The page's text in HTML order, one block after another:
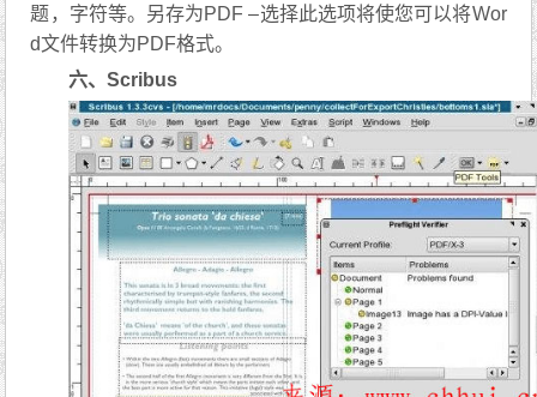
题，字符等。另存为PDF –选择此选项将使您可以将Wor
d文件转换为PDF格式。
六、Scribus